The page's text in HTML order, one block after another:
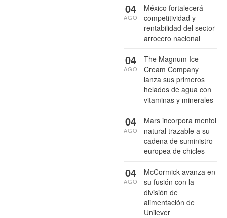
México fortalecerá
competitividad y
rentabilidad del sector
arrocero nacional
04
AGO
The Magnum Ice
Cream Company
lanza sus primeros
helados de agua con
vitaminas y minerales
04
AGO
Mars incorpora mentol
natural trazable a su
cadena de suministro
europea de chicles
04
AGO
McCormick avanza en
su fusión con la
división de
alimentación de
Unilever
04
AGO